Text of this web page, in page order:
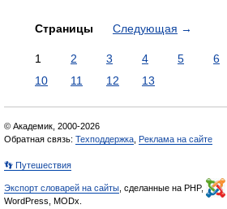
Страницы Следующая →
1 2 3 4 5 6
10
11 12 13
© Академик, 2000-2026
Обратная связь: Техподдержка Реклама на сайте
👣 Путешествия
Экспорт словарей на сайты , сделанные на PHP,
WordPress, MODx.